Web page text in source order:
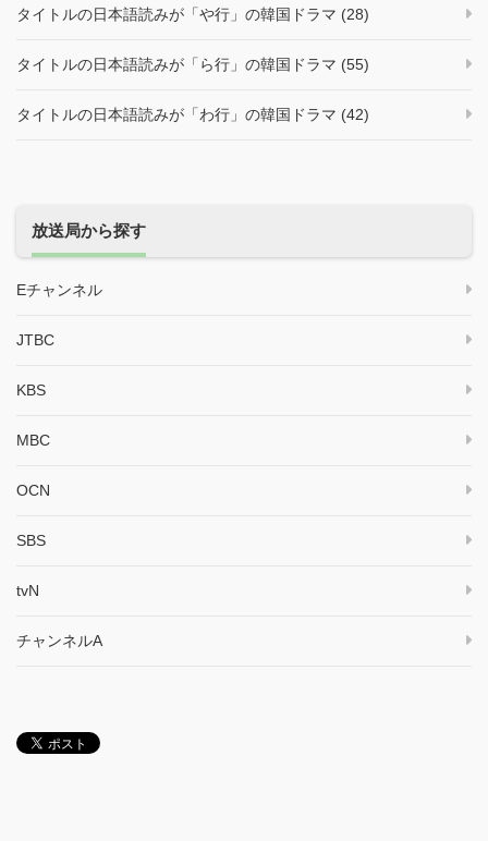
タイトルの日本語読みが「や行」の韓国ドラマ (28)
タイトルの日本語読みが「ら行」の韓国ドラマ (55)
タイトルの日本語読みが「わ行」の韓国ドラマ (42)
放送局から探す
Eチャンネル
JTBC
KBS
MBC
OCN
SBS
tvN
チャンネルA